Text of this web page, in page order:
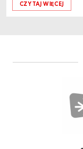
CZYTAJ WIĘCEJ